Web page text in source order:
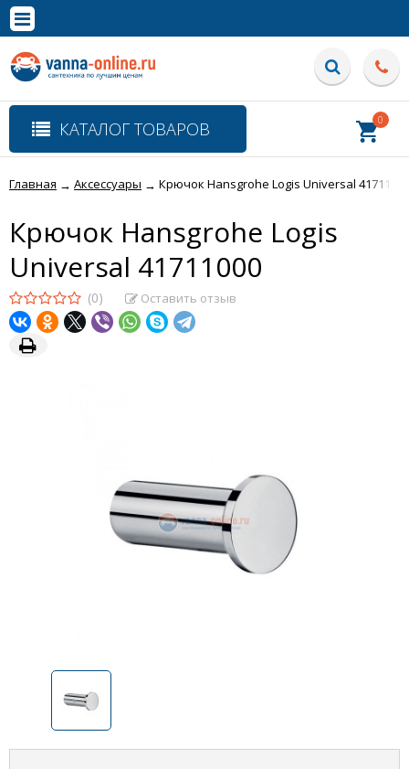
Полная версия сайта
КАТАЛОГ ТОВАРОВ 0
Главная → Аксессуары → Крючок Hansgrohe Logis Universal 41711000
Крючок Hansgrohe Logis
Universal 41711000
(0) Оставить отзыв